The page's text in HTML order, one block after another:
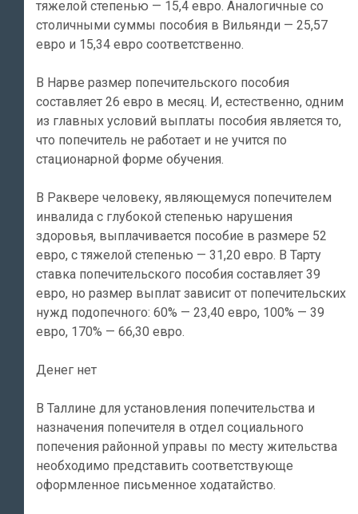
тяжелой степенью — 15,4 евро. Аналогичные со
столичными суммы пособия в Вильянди — 25,57
евро и 15,34 евро соответственно.
В Нарве размер попечительского пособия
составляет 26 евро в месяц. И, естественно, одним
из главных условий выплаты пособия является то,
что попечитель не работает и не учится по
стационарной форме обучения.
В Раквере человеку, являющемуся попечителем
инвалида с глубокой степенью нарушения
здоровья, выплачивается пособие в размере 52
евро, с тяжелой степенью — 31,20 евро. В Тарту
ставка попечительского пособия составляет 39
евро, но размер выплат зависит от попечительских
нужд подопечного: 60% — 23,40 евро, 100% — 39
евро, 170% — 66,30 евро.
Денег нет
В Таллине для установления попечительства и
назначения попечителя в отдел социального
попечения районной управы по месту жительства
необходимо представить соответствующе
оформленное письменное ходатайство.